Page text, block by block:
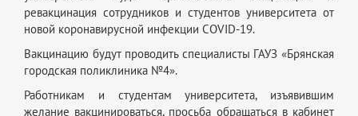
ревакцинация сотрудников и студентов университета от
новой коронавирусной инфекции COVID-19.
Вакцинацию будут проводить специалисты ГАУЗ «Брянская
городская поликлиника №4».
Работникам и студентам университета, изъявившим
желание вакцинироваться, просьба обращаться в кабинет